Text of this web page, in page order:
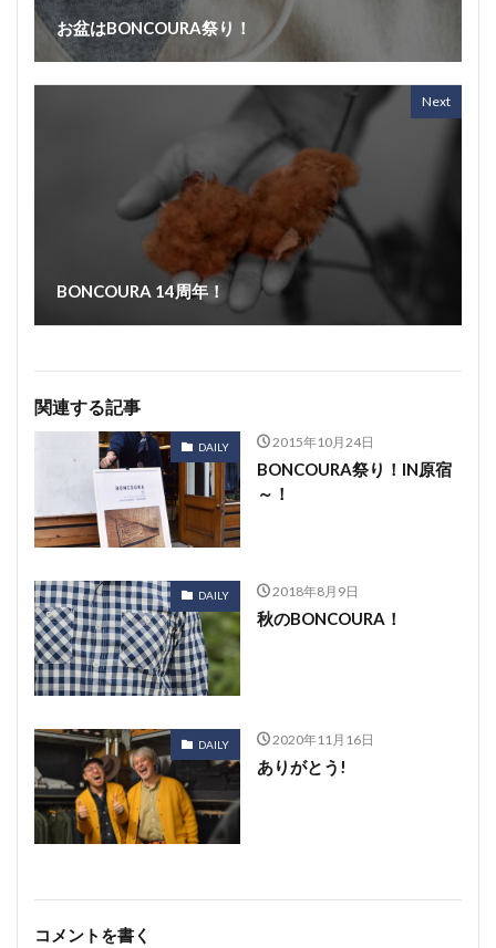
お盆はBONCOURA祭り！
Next
BONCOURA 14周年！
関連する記事
DAILY 2015年10月24日
BONCOURA祭り！IN原宿
～！
DAILY 2018年8月9日
秋のBONCOURA！
DAILY 2020年11月16日
ありがとう!
コメントを書く